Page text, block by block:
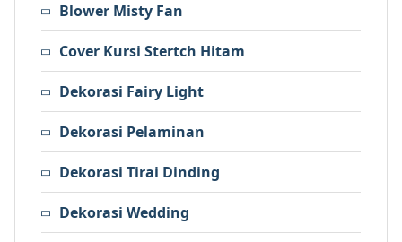
Blower Misty Fan
Cover Kursi Stertch Hitam
Dekorasi Fairy Light
Dekorasi Pelaminan
Dekorasi Tirai Dinding
Dekorasi Wedding